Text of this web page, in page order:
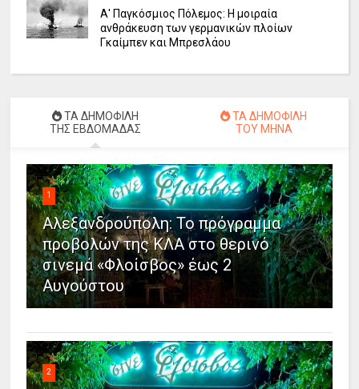
Α' Παγκόσμιος Πόλεμος: Η μοιραία
ανθράκευση των γερμανικών πλοίων
Γκαίμπεν και Μπρεσλάου
ΤΑ ΔΗΜΟΦΙΛΗ
ΤΗΣ ΕΒΔΟΜΑΔΑΣ
ΤΑ ΔΗΜΟΦΙΛΗ
ΤΟΥ ΜΗΝΑ
1
Αλεξανδρούπολη: Το πρόγραμμα
προβολών της ΚΛΑ στο θερινό
σινεμά «Φλοίσβος» έως 2
Αυγούστου
2